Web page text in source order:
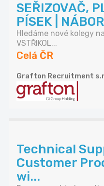
SEŘIZOVAČ,
PÍSEK |
Hledáme nové kolegy
VSTŘIKOL...
Celá ČR
Grafton Recruitment
Technical
Customer
wi...